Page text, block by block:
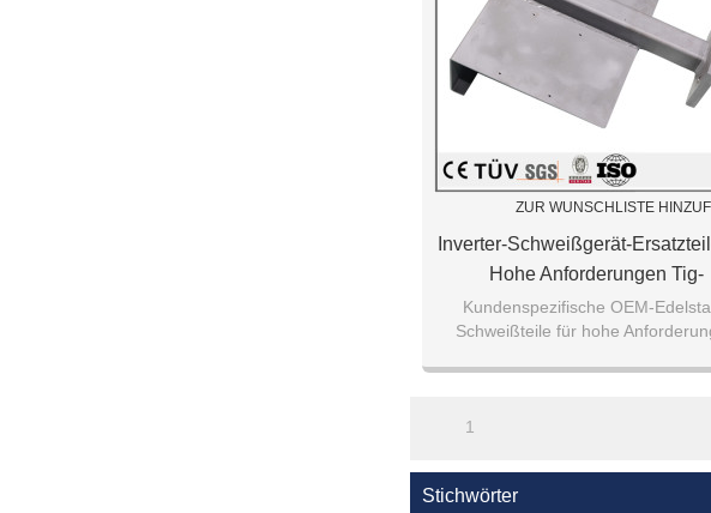
ZUR WUNSCHLISTE
Inverter-Schweißgerät-
Hohe Anforderungen Tig-
Schweißersatzteile
Kundenspezifische OEM-
Schweißteile für hohe
Automobilindustrie
1
Stichwörter